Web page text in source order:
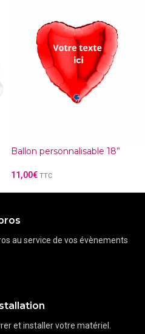
Ballon personnalisable 18”
11,00€ TTC
au service de vos évènements
et installer votre matériel.